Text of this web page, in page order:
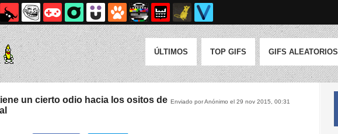
ÚLTIMOS TOP GIFS GIFS ALEATORIOS
Enviado por Anónimo el 29 nov 2015, 00:31
un cierto odio hacia los ositos de